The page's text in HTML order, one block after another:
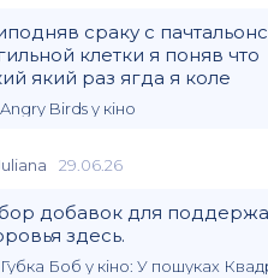
сраку с
клетки я поняв что
який раз ягда я коле
Angry Birds у кіно
29.06.26
добавок для
здесь.
Губка Боб у кіно: У пошуках Квадратних